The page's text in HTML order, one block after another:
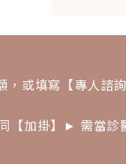
或填寫【專人諮
【加掛】► 需當診